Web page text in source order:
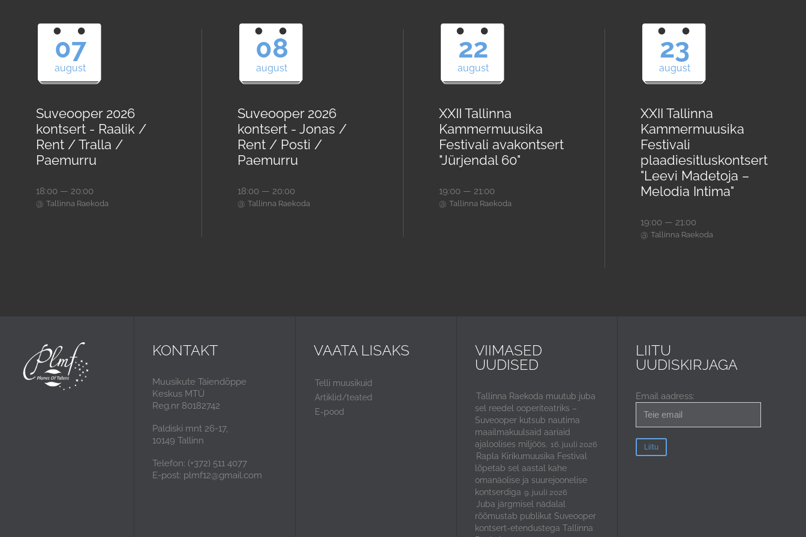
07
august
Suveooper 2026
kontsert - Raalik /
Rent / Tralla /
Paemurru
18:00 — 20:00
@ Tallinna Raekoda
08
august
Suveooper 2026
kontsert - Jonas /
Rent / Posti /
Paemurru
18:00 — 20:00
@ Tallinna Raekoda
22
august
XXII Tallinna
Kammermuusika
Festivali avakontsert
"Jürjendal 60"
19:00 — 21:00
@ Tallinna Raekoda
23
august
XXII Tallinna
Kammermuusika
Festivali
plaadiesitluskontsert
"Leevi Madetoja –
Melodia Intima"
19:00 — 21:00
@ Tallinna Raekoda
KONTAKT
Muusikute Täiendõppe
Keskus MTÜ
Reg.nr 80182742
Paldiski mnt 26-17,
10149 Tallinn
Telefon: (+372) 511 4077
E-post: plmf12@gmail.com
VAATA LISAKS
Telli muusikuid
Artiklid/teated
E-pood
VIIMASED
UUDISED
Tallinna Raekoda muutub juba
sel reedel ooperiteatriks –
Suveooper kutsub nautima
maailmakuulsaid aariaid
ajaloolises miljöös. 16. juuli 2026
Rapla Kirikumuusika Festival
lõpetab sel aastal kahe
omanäolise ja suurejoonelise
kontserdiga 9. juuli 2026
Juba järgmisel nädalal
rõõmustab publikut Suveooper
kontsert-etendustega Tallinna
LIITU
UUDISKIRJAGA
Email aadress: